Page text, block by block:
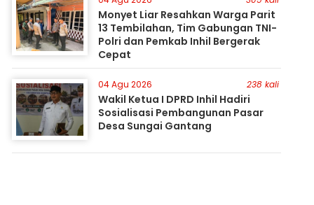
Monyet Liar Resahkan Warga Parit
13 Tembilahan, Tim Gabungan TNI-
Polri dan Pemkab Inhil Bergerak
Cepat
04 Agu 2026 238 kali
Wakil Ketua I DPRD Inhil Hadiri
Sosialisasi Pembangunan Pasar
Desa Sungai Gantang